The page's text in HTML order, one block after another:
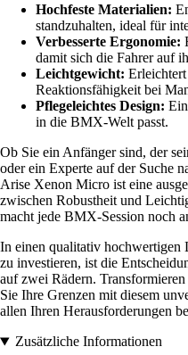
Hochfeste Materialien:
standzuhalten, ideal für
Verbesserte Ergonomie:
damit sich die Fahrer auf
Leichtgewicht:
Reaktionsfähigkeit bei
Pflegeleichtes Design:
in die BMX-Welt passt.
Ob Sie ein Anfänger sind, der
oder ein Experte auf der Suche
Arise Xenon Micro ist eine
zwischen Robustheit und
macht jede BMX-Session noch
In einen qualitativ
zu investieren, ist die
auf zwei Rädern.
Sie Ihre Grenzen mit diesem
allen Ihren Herausforderungen
Zusätzliche Informationen